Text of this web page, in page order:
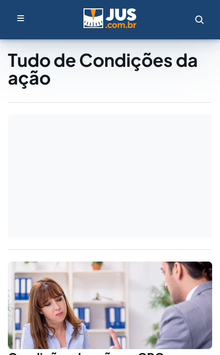
Tudo de Condições da
ação